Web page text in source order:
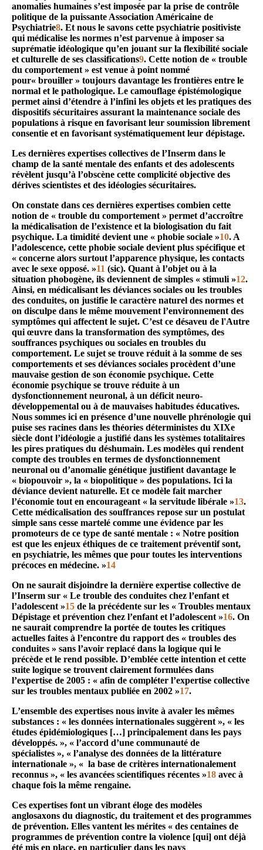
anomalies humaines s’est imposée par la prise de contrôle
politique de la puissante Association Américaine de
Psychiatrie8. Et nous le savons cette psychiatrie positiviste
qui médicalise les normes n’est parvenue à imposer sa
suprématie idéologique qu’en jouant sur la flexibilité sociale
et culturelle de ses classifications9. Cette notion de « trouble
du comportement » est venue à point nommé
pour« brouiller » toujours davantage les frontières entre le
normal et le pathologique. Le camouflage épistémologique
permet ainsi d’étendre à l’infini les objets et les pratiques des
dispositifs sécuritaires assurant la maintenance sociale des
populations à risque en favorisant leur soumission librement
consentie et en favorisant systématiquement leur dépistage.
Les dernières expertises collectives de l’Inserm dans le
champ de la santé mentale des enfants et des adolescents
révèlent jusqu’à l’obscène cette complicité objective des
dérives scientistes et des idéologies sécuritaires.
On constate dans ces dernières expertises combien cette
notion de « trouble du comportement » permet d’accroître
la médicalisation de l’existence et la biologisation du fait
psychique. La timidité devient une « phobie sociale »10. A
l’adolescence, cette phobie sociale devient plus spécifique et
« concerne alors surtout l’apparence physique, les contacts
avec le sexe opposé. »11 (sic). Quant à l’objet ou à la
situation phobogène, ils deviennent de simples « stimuli »12.
Ainsi, en médicalisant les déviances sociales ou les troubles
des conduites, on justifie le caractère naturel des normes et
on disculpe dans le même mouvement l’environnement des
symptômes qui affectent le sujet. C’est ce désaveu de l'Autre
qui œuvre dans la transformation des symptômes, des
souffrances psychiques ou sociales en troubles du
comportement. Le sujet se trouve réduit à la somme de ses
comportements et ses déviances sociales procèdent d’une
mauvaise gestion de son économie psychique. Cette
économie psychique se trouve réduite à un
dysfonctionnement neuronal, à un déficit neuro-
développemental ou à de mauvaises habitudes éducatives.
Nous sommes ici en présence d’une nouvelle phrénologie qui
puise ses racines dans les théories déterministes du XIXe
siècle dont l’idéologie a justifié dans les systèmes totalitaires
les pires pratiques du déshumain. Les modèles qui rendent
compte des troubles en termes de dysfonctionnement
neuronal ou d’anomalie génétique justifient davantage le
« biopouvoir », la « biopolitique » des populations. Ici la
déviance devient naturelle. Et ce modèle fait marcher
l’économie tout en encourageant « la servitude libérale »13.
Cette médicalisation des souffrances repose sur un postulat
simple sans cesse martelé comme une évidence par les
promoteurs de ce type de santé mentale : « Notre position
est que les enjeux éthiques de ce traitement préventif sont,
en psychiatrie, les mêmes que pour toutes les interventions
précoces en médecine. »14
On ne saurait disjoindre la dernière expertise collective de
l’Inserm sur « Le trouble des conduites chez l’enfant et
l’adolescent »15 de la précédente sur les « Troubles mentaux
Dépistage et prévention chez l’enfant et l’adolescent »16. On
ne saurait comprendre la portée de toutes les critiques
actuelles faites à l’encontre du rapport des « troubles des
conduites » sans l’avoir replacé dans la logique qui le
précède et le rend possible. D’emblée cette intention et cette
suite logique se trouvent clairement formulées dans
l’expertise de 2005 : « afin de compléter l’expertise collective
sur les troubles mentaux publiée en 2002 »17.
L’ensemble des expertises nous invite à avaler les mêmes
substances : « les données internationales suggèrent », « les
études épidémiologiques […] principalement dans les pays
développés. », « l’accord d’une communauté de
spécialistes », « l’analyse des données de la littérature
internationale », « la base de critères internationalement
reconnus », « les avancées scientifiques récentes »18 avec à
chaque fois la même rengaine.
Ces expertises font un vibrant éloge des modèles
anglosaxons du diagnostic, du traitement et des programmes
de prévention. Elles vantent les mérites « des centaines de
programmes de prévention contre la violence [qui] ont déjà
été mis en place, en particulier dans les pays